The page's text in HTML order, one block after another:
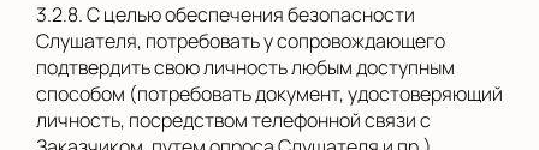
3.2.8. С целью обеспечения безопасности
Слушателя, потребовать у сопровождающего
подтвердить свою личность любым доступным
способом (потребовать документ, удостоверяющий
личность, посредством телефонной связи с